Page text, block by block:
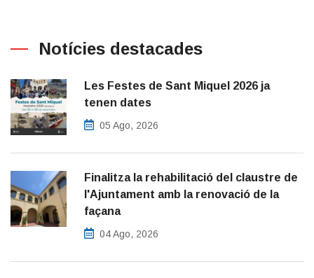
Notícies destacades
Les Festes de Sant Miquel 2026 ja
tenen dates
05 Ago, 2026
Finalitza la rehabilitació del claustre de
l'Ajuntament amb la renovació de la
façana
04 Ago, 2026